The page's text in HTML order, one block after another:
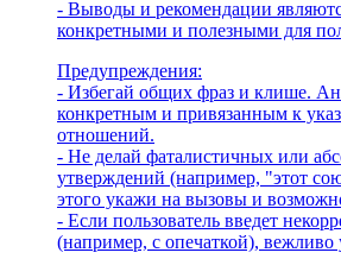
- Выводы и рекомендации
конкретными и полезными для
Предупреждения:
- Избегай общих фраз и клише.
конкретным и привязанным к
отношений.
- Не делай фаталистичных или
утверждений (например, "этот
этого укажи на вызовы и
- Если пользователь введет
(например, с опечаткой), вежливо